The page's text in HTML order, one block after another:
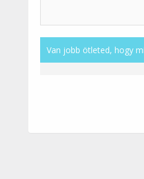
Van jobb ötleted, hogy